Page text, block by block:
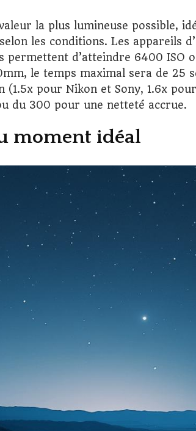
la plus lumineuse possible,
les conditions. Les appareils
permettent d’atteindre 6400 ISO
le temps maximal sera de 25
(1.5x pour Nikon et Sony, 1.6x
du 300 pour une netteté accrue.
moment idéal